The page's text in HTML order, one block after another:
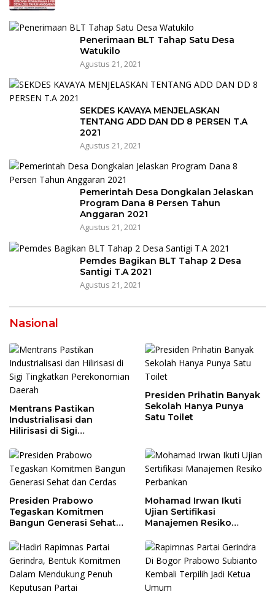
Penerimaan BLT Tahap Satu Desa
Watukilo
Agustus 21, 2021
SEKDES KAVAYA MENJELASKAN
TENTANG ADD DAN DD 8 PERSEN T.A
2021
Agustus 21, 2021
Pemerintah Desa Dongkalan Jelaskan
Program Dana 8 Persen Tahun
Anggaran 2021
Agustus 21, 2021
Pemdes Bagikan BLT Tahap 2 Desa
Santigi T.A 2021
Agustus 21, 2021
Nasional
Mentrans Pastikan
Industrialisasi dan
Hilirisasi di Sigi
Perekonomian Daerah
Presiden Prihatin Banyak
Sekolah Hanya Punya
Satu Toilet
Presiden Prabowo
Tegaskan Komitmen
Bangun Generasi Sehat
Mohamad Irwan Ikuti
Ujian Sertifikasi
Manajemen Resiko